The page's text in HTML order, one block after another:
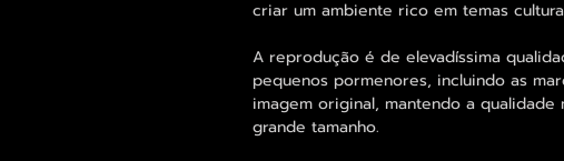
criar um ambiente rico em temas
A reprodução é de elevadíssima
pequenos pormenores, incluindo as
imagem original, mantendo a
grande tamanho.